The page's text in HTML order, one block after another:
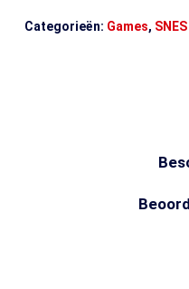
Categorieën: Games, SNES